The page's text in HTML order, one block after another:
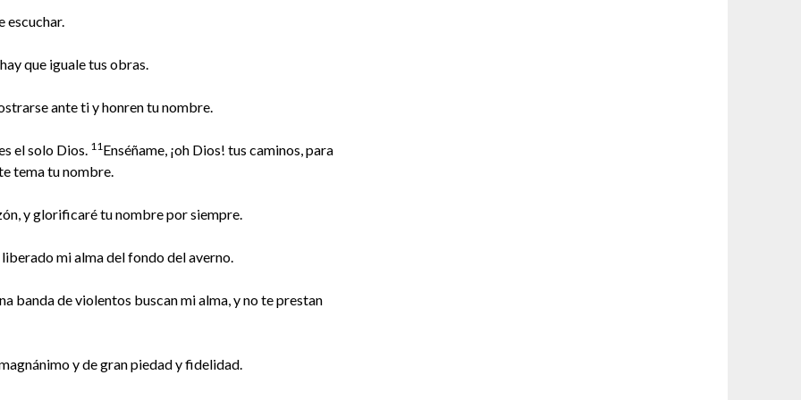
escuchar.
que iguale tus obras.
ante ti y honren tu nombre.
el solo Dios. 11Enséñame, ¡oh Dios! tus caminos, para
tema tu nombre.
y glorificaré tu nombre por siempre.
mi alma del fondo del averno.
banda de violentos buscan mi alma, y no te prestan
y de gran piedad y fidelidad.